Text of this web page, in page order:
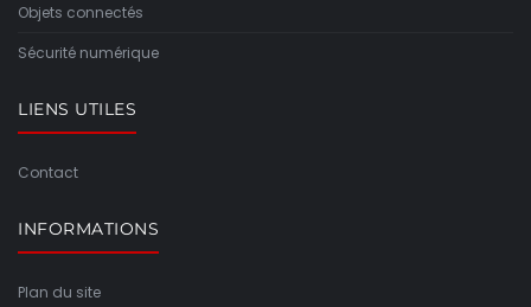
Objets connectés
Sécurité numérique
LIENS UTILES
Contact
INFORMATIONS
Plan du site